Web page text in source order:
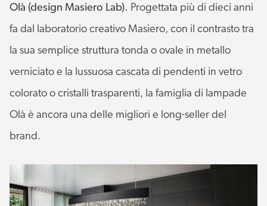
Olà (design Masiero Lab). Progettata più di dieci anni
fa dal laboratorio creativo Masiero, con il contrasto tra
la sua semplice struttura tonda o ovale in metallo
verniciato e la lussuosa cascata di pendenti in vetro
colorato o cristalli trasparenti, la famiglia di lampade
Olà è ancora una delle migliori e long-seller del
brand.